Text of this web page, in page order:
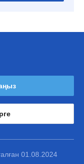
01.08.2024